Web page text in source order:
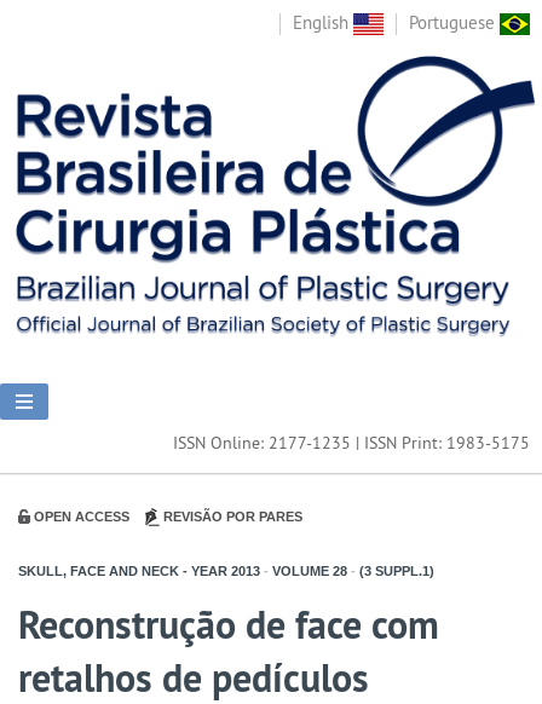
English Portuguese
ISSN Online: 2177-1235 | ISSN Print: 1983-5175
OPEN ACCESS REVISÃO POR PARES
SKULL, FACE AND NECK - YEAR 2013 - VOLUME 28 - (3 SUPPL.1)
Reconstrução de face com
retalhos de pedículos